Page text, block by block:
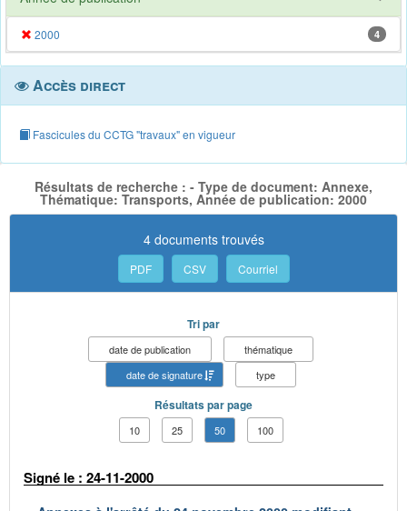
2000 4
Accès direct
Fascicules du CCTG "travaux" en vigueur
Résultats de recherche : - Type de document: Annexe,
Thématique: Transports, Année de publication: 2000
4 documents trouvés
PDF CSV Courriel
Tri par
date de publication
thématique
date de signature
type
Résultats par page
10 25 50 100
Signé le : 24-11-2000